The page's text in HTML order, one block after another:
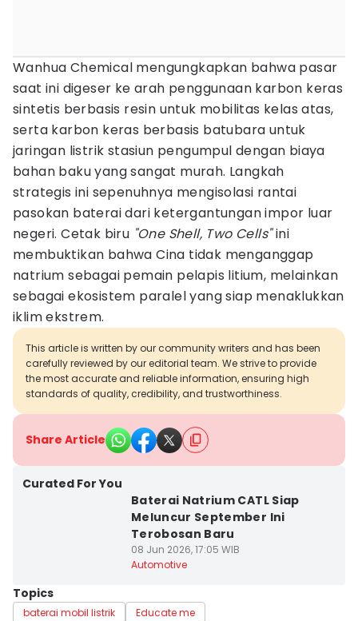
Wanhua Chemical mengungkapkan bahwa pasar
saat ini digeser ke arah penggunaan karbon keras
sintetis berbasis resin untuk mobilitas kelas atas,
serta karbon keras berbasis batubara untuk
jaringan listrik stasiun pengumpul dengan biaya
bahan baku yang sangat murah. Langkah
strategis ini sepenuhnya mengisolasi rantai
pasokan baterai dari ketergantungan impor luar
negeri. Cetak biru "One Shell, Two Cells"ini
membuktikan bahwa Cina tidak menganggap
natrium sebagai pemain pelapis litium, melainkan
sebagai ekosistem paralel yang siap menaklukkan
iklim ekstrem.
This article is written by our community writers and has been
carefully reviewed by our editorial team. We strive to provide
the most accurate and reliable information, ensuring high
standards of quality, credibility, and trustworthiness.
Share Article
Curated For You
Baterai Natrium CATL Siap
Meluncur September Ini
Terobosan Baru
08 Jun 2026, 17:05 WIB
Automotive
Topics
baterai mobil listrik Educate me